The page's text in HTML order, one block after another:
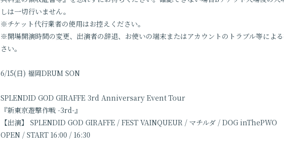
しは一切行いません。
※チケット代行業者の使用はお控えください。
※開場開演時間の変更、出演者の辞退、お使いの端末またはアカウントのトラブル等によ
さい。
6/15(日) 福岡DRUM SON
SPLENDID GOD GIRAFFE 3rd Anniversary Event Tour
『新東京遊撃作戦 -3rd-』
【出演】 SPLENDID GOD GIRAFFE / FEST VAINQUEUR / マチルダ / DOG inThePWO
OPEN / START 16:00 / 16:30